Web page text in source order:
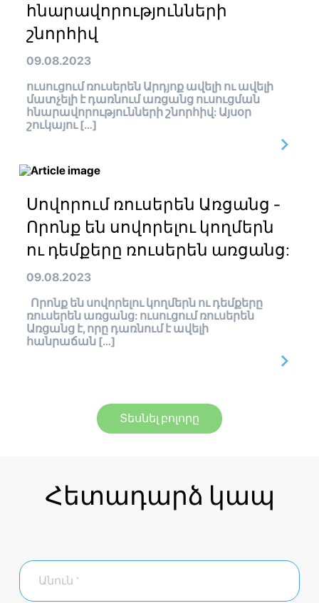
հնարավորությունների
շնորհիվ
09.08.2023
ուսուցում ռուսերեն Արդյոք ավելի ու ավելի
մատչելի է դառնում առցանց ուսուցման
հնարավորությունների շնորհիվ: Այսօր
շուկայու […]
Սովորում ռուսերեն Առցանց -
Որոնք են սովորելու կողմերն
ու դեմքերը ռուսերեն առցանց:
09.08.2023
Որոնք են սովորելու կողմերն ու դեմքերը
ռուսերեն առցանց: ուսուցում ռուսերեն
Առցանց է, որը դառնում է ավելի
հանրաճան […]
Տեսնել բոլորը
Հետադարձ կապ